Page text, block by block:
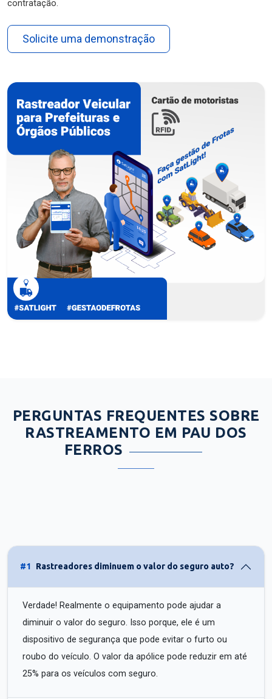
contratação.
Solicite uma demonstração
PERGUNTAS FREQUENTES SOBRE
RASTREAMENTO EM PAU DOS
FERROS
#1 Rastreadores diminuem o valor do seguro auto?
Verdade! Realmente o equipamento pode ajudar a
diminuir o valor do seguro. Isso porque, ele é um
dispositivo de segurança que pode evitar o furto ou
roubo do veículo. O valor da apólice pode reduzir em até
25% para os veículos com seguro.